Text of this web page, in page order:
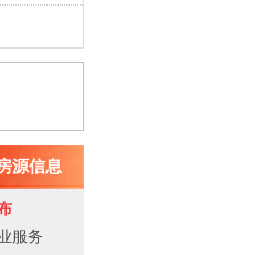
源信息
服务